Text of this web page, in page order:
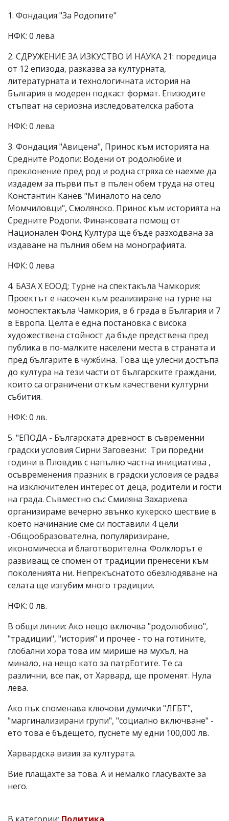
1. Фондация "За Родопите"
НФК: 0 лева
2. СДРУЖЕНИЕ ЗА ИЗКУСТВО И НАУКА 21: поредица
от 12 епизода, разказва за културната,
литературната и технологичната история на
България в модерен подкаст формат. Епизодите
стъпват на сериозна изследователска работа.
НФК: 0 лева
3. Фондация "Авицена", Принос към историята на
Средните Родопи: Водени от родолюбие и
преклонение пред род и родна стряха се наехме да
издадем за първи път в пълен обем труда на отец
Константин Канев "Миналото на село
Момчиловци", Смолянско. Принос към историята на
Средните Родопи. Финансовата помощ от
Национален Фонд Култура ще бъде разходвана за
издаване на пълния обем на монографията.
НФК: 0 лева
4. БАЗА Х ЕООД; Турне на спектакъла Чамкория:
Проектът е насочен към реализиране на турне на
моноспектакъла Чамкория, в 6 града в България и 7
в Европа. Целта е една постановка с висока
художествена стойност да бъде предствена пред
публика в по-малките населени места в страната и
пред българите в чужбина. Това ще улесни достъпа
до култура на тези части от българските граждани,
които са ограничени откъм качествени културни
събития.
НФК: 0 лв.
5. "ЕПОДА - Българската древност в съвременни
градски условия Сирни Заговезни: Три поредни
години в Пловдив с напълно частна инициатива ,
осъвременения празник в градски условия се радва
на изключителен интерес от деца, родители и гости
на града. Съвместно със Смиляна Захариева
организираме вечерно звънко кукерско шествие в
което начинание сме си поставили 4 цели
-Общообразователна, популяризиране,
икономическа и благотворителна. Фолклорът е
развиващ се спомен от традиции пренесени към
поколенията ни. Непрекъснатото обезлюдяване на
селата ще изгубим много традиции.
НФК: 0 лв.
В общи линии: Ако нещо включва "родолюбиво",
"традиции", "история" и прочее - то на готините,
глобални хора това им мирише на мухъл, на
минало, на нещо като за патрЕотите. Те са
различни, все пак, от Харвард, ще променят. Нула
лева.
Ако пък споменава ключови думички "ЛГБТ",
"маргинализирани групи", "социално включване" -
ето това е бъдещето, пуснете му едни 100,000 лв.
Харвардска визия за културата.
Вие плащахте за това. А и немалко гласувахте за
него.
В категории: Политика